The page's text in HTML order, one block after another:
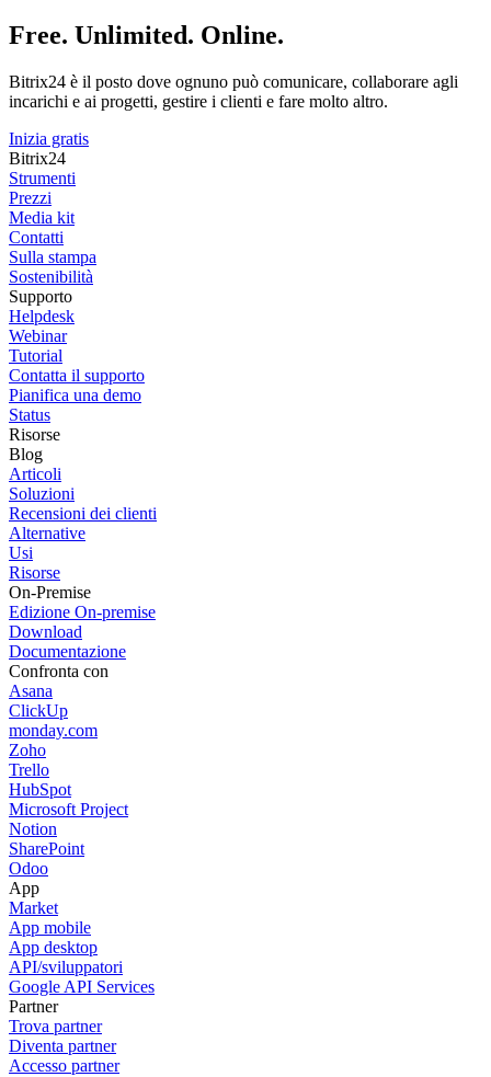
Free. Unlimited. Online.
Bitrix24 è il posto dove ognuno può comunicare, collaborare agli
incarichi e ai progetti, gestire i clienti e fare molto altro.
Inizia gratis
Bitrix24
Strumenti
Prezzi
Media kit
Contatti
Sulla stampa
Sostenibilità
Supporto
Helpdesk
Webinar
Tutorial
Contatta il supporto
Pianifica una demo
Status
Risorse
Blog
Articoli
Soluzioni
Recensioni dei clienti
Alternative
Usi
Risorse
On-Premise
Edizione On-premise
Download
Documentazione
Confronta con
Asana
ClickUp
monday.com
Zoho
Trello
HubSpot
Microsoft Project
Notion
SharePoint
Odoo
App
Market
App mobile
App desktop
API/sviluppatori
Google API Services
Partner
Trova partner
Diventa partner
Accesso partner